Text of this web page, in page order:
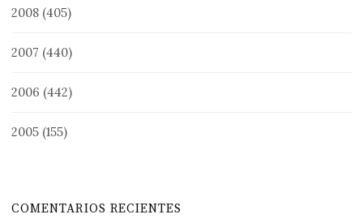
2008 (405)
2007 (440)
2006 (442)
2005 (155)
COMENTARIOS RECIENTES